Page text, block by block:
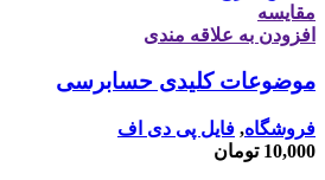
مقايسه
افزودن به علاقه مندی
موضوعات کلیدی حسابرسی
فروشگاه, فایل پی دی اف
10,000 تومان